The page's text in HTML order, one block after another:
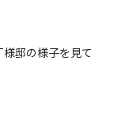
邸の様子を見て